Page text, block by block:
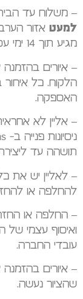
– משלוח עד הבית תוך 7 ימי העסקים
למעט אזור
מגיע תוך 14 ימי עסקים ובעלות של 50 ₪.
– איורים
הלקוח. כל
האספקה.
– אליין לא
תושהה עד
– לאליין יש את
להחלפה או
– החלפה או
ואיסוף עצמי
עובדי החברה.
– איורים
שהציור נעשה.